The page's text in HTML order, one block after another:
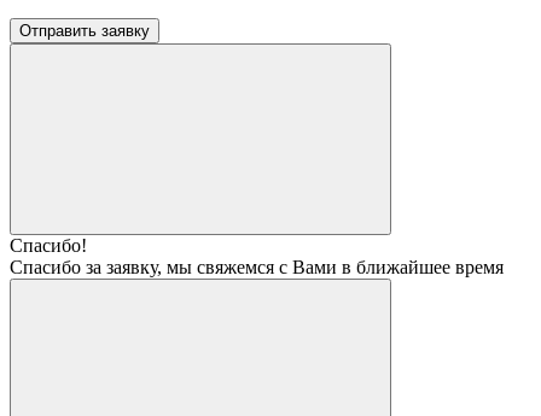
Отправить заявку
Спасибо!
Спасибо за заявку, мы свяжемся с Вами в ближайшее время